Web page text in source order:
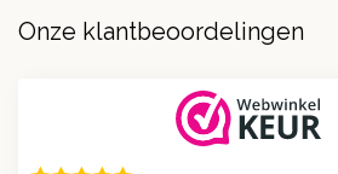
Onze klantbeoordelingen